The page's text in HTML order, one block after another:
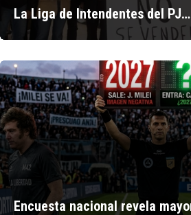
La Liga de Intendentes del PJ…
Encuesta nacional revela